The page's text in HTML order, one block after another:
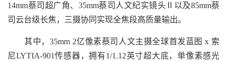
14mm蔡司超广角、35mm蔡司人文纪实镜头Ⅱ以及85mm蔡
司云台级长焦，三摄协同实现全焦段高质量输出。
其中，35mm 2亿像素蔡司人文主摄全球首发蓝图 x 索
尼LYTIA-901传感器，拥有1/1.12英寸超大底，单像素感光